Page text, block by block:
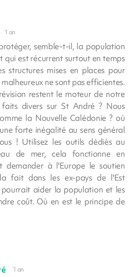
1 an
semble-t-il, la population
est récurrent surtout en temps
structures mises en places pour
ne sont pas efficientes.
restent le moteur de notre
faits divers sur St André ? Nous
la Nouvelle Calédonie ? où
forte inégalité au sens général
! Utilisez les outils dédiés au
de mer, cela fonctionne en
demander à l'Europe le soutien
fait dans les ex-pays de l'Est
aider la population et les
coût. Où en est le principe de
1 an